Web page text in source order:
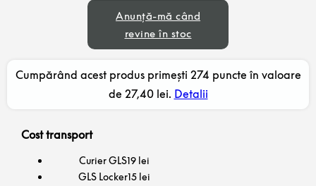
Anunță-mă când
revine în stoc
Cumpărând acest produs primești 274 puncte în valoare
de 27,40 lei. Detalii
Cost transport
Curier GLS19 lei
GLS Locker15 lei